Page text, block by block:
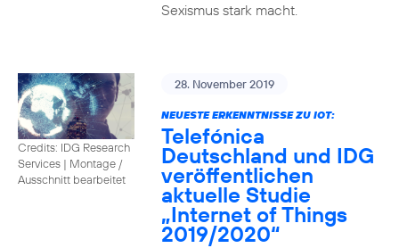
Sexismus stark macht.
Credits: IDG Research
Services | Montage /
Ausschnitt bearbeitet
28. November 2019
NEUESTE ERKENNTNISSE ZU IOT:
Telefónica
Deutschland und IDG
veröffentlichen
aktuelle Studie
„Internet of Things
2019/2020“